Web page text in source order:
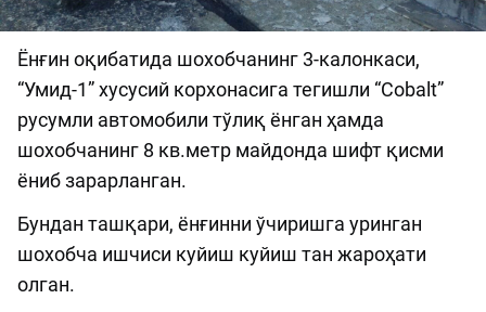
Ёнғин оқибатида шохобчанинг 3-калонкаси,
“Умид-1” хусусий корхонасига тегишли “Cobalt”
русумли автомобили тўлиқ ёнган ҳамда
шохобчанинг 8 кв.метр майдонда шифт қисми
ёниб зарарланган.
Бундан ташқари, ёнғинни ўчиришга уринган
шохобча ишчиси куйиш куйиш тан жароҳати
олган.